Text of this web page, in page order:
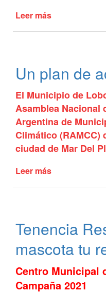
Leer más
campañas
de
castración
y
vacunación
gratuitas
Un plan de
El Municipio de
Asamblea Nacional
Argentina de
Climático (RAMCC)
ciudad de Mar Del
Leer más
climática
Tenencia
mascota tu
Centro Municipal
Campaña 2021